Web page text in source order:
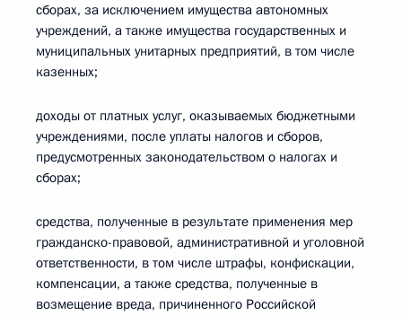
сборах, за исключением имущества автономных
учреждений, а также имущества государственных и
муниципальных унитарных предприятий, в том числе
казенных;
доходы от платных услуг, оказываемых бюджетными
учреждениями, после уплаты налогов и сборов,
предусмотренных законодательством о налогах и
сборах;
средства, полученные в результате применения мер
гражданско-правовой, административной и уголовной
ответственности, в том числе штрафы, конфискации,
компенсации, а также средства, полученные в
возмещение вреда, причиненного Российской